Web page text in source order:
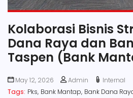
Kolaborasi Bisnis
Dana Raya dan
Taspen (Bank
May 12, 2026 Admin
Internal
Tags: Pks, Bank Mantap, Bank Dana